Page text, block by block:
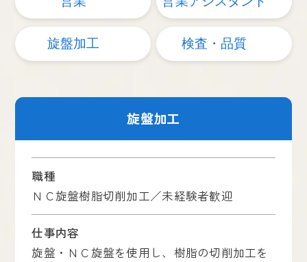
旋盤加工 検査・品質
旋盤加工
職種
ＮＣ旋盤樹脂切削加工／未経験者歓迎
仕事内容
旋盤・ＮＣ旋盤を使用し、樹脂の切削加工を